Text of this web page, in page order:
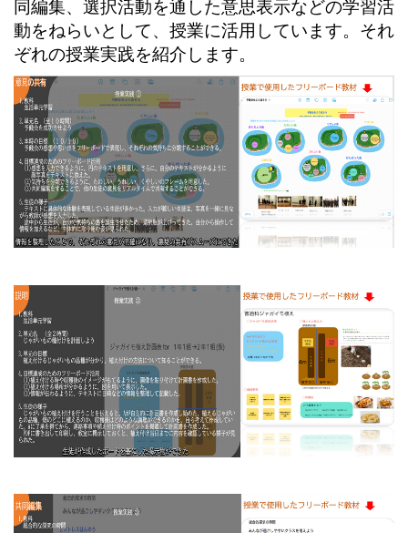
同編集、選択活動を通した意思表示などの学習活
動をねらいとして、授業に活用しています。それ
ぞれの授業実践を紹介します。